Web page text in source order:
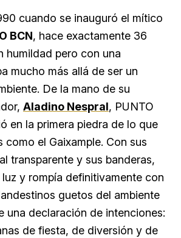
cuando se inauguró el mítico
BCN, hace exactamente 36
humildad pero con una
mucho más allá de ser un
De la mano de su
Aladino Nespral, PUNTO
en la primera piedra de lo que
como el Gaixample. Con sus
transparente y sus banderas,
y rompía definitivamente con
guetos del ambiente
una declaración de intenciones:
de fiesta, de diversión y de